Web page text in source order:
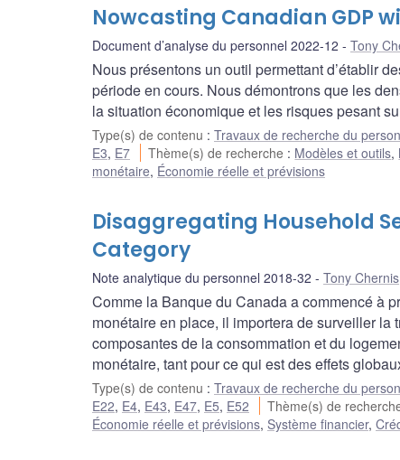
Nowcasting Canadian GDP
Document d’analyse du personnel 2022-12 Tony
Nous présentons un outil permettant d’établir
période en cours. Nous démontrons que les
la situation économique et les risques pesant
Type(s) de contenu : Travaux de recherche du
E3, E7 Thème(s) de recherche : Modèles et outils,
monétaire, Économie réelle et prévisions
Disaggregating Household
Category
Note analytique du personnel 2018-32 Tony Chernis
Comme la Banque du Canada a commencé à
monétaire en place, il importera de surveiller
composantes de la consommation et du
monétaire, tant pour ce qui est des effets
Type(s) de contenu : Travaux de recherche du
E22, E4, E43, E47, E5, E52 Thème(s) de
Économie réelle et prévisions, Système financier,